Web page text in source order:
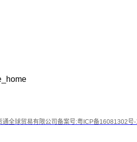
通全球贸易有限公司备案号:粤ICP备16081302号-